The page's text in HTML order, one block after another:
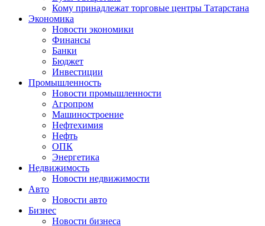
Кому принадлежат торговые центры Татарстана
Экономика
Новости экономики
Финансы
Банки
Бюджет
Инвестиции
Промышленность
Новости промышленности
Агропром
Машиностроение
Нефтехимия
Нефть
ОПК
Энергетика
Недвижимость
Новости недвижимости
Авто
Новости авто
Бизнес
Новости бизнеса